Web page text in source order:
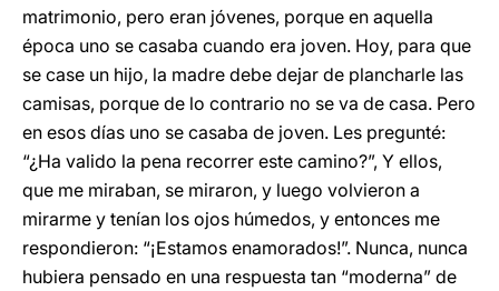
matrimonio, pero eran jóvenes, porque en aquella
época uno se casaba cuando era joven. Hoy, para que
se case un hijo, la madre debe dejar de plancharle las
camisas, porque de lo contrario no se va de casa. Pero
en esos días uno se casaba de joven. Les pregunté:
“¿Ha valido la pena recorrer este camino?”, Y ellos,
que me miraban, se miraron, y luego volvieron a
mirarme y tenían los ojos húmedos, y entonces me
respondieron: “¡Estamos enamorados!”. Nunca, nunca
hubiera pensado en una respuesta tan “moderna” de